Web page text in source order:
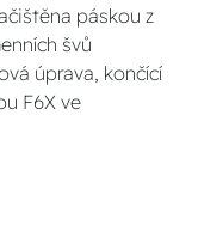
páskou z
švů
úprava, končící
F6X ve